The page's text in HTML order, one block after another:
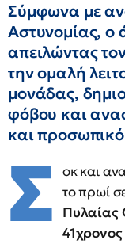
Σύμφωνα με
Αστυνομίας, ο
απειλώντας
την ομαλή
μονάδας,
φόβου και
και προσωπικό
Σ οκ και
το πρωί
Πυλαίας